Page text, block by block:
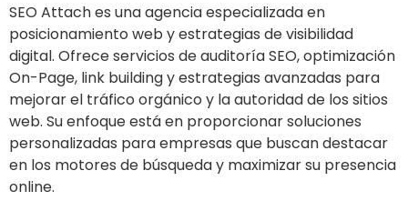
SEO Attach es una agencia especializada en
posicionamiento web y estrategias de visibilidad
digital. Ofrece servicios de auditoría SEO, optimización
On-Page, link building y estrategias avanzadas para
mejorar el tráfico orgánico y la autoridad de los sitios
web. Su enfoque está en proporcionar soluciones
personalizadas para empresas que buscan destacar
en los motores de búsqueda y maximizar su presencia
online.